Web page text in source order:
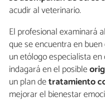
acudir al veterinario.
El profesional examinará
que se encuentra en
un etólogo especialista
indagará en el posible
un plan detratamiento
mejorar el bienestar